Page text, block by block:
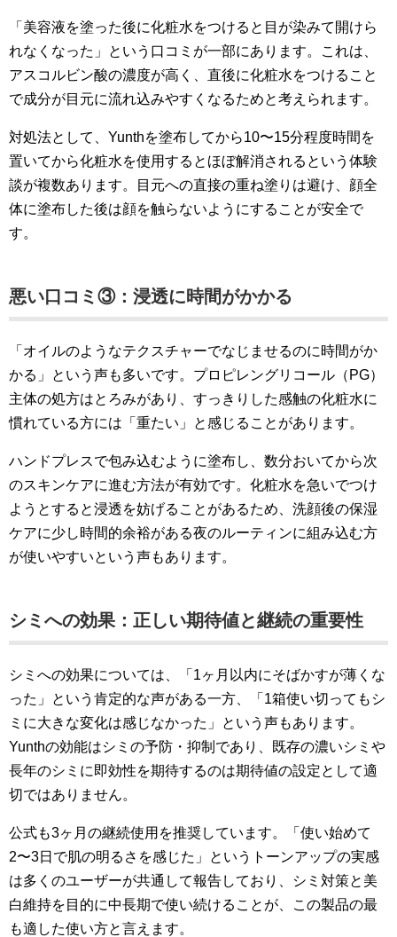
「美容液を塗った後に化粧水をつけると目が染みて開けら
れなくなった」という口コミが一部にあります。これは、
アスコルビン酸の濃度が高く、直後に化粧水をつけること
で成分が目元に流れ込みやすくなるためと考えられます。
対処法として、Yunthを塗布してから10〜15分程度時間を
置いてから化粧水を使用するとほぼ解消されるという体験
談が複数あります。目元への直接の重ね塗りは避け、顔全
体に塗布した後は顔を触らないようにすることが安全で
す。
悪い口コミ③：浸透に時間がかかる
「オイルのようなテクスチャーでなじませるのに時間がか
かる」という声も多いです。プロピレングリコール（PG）
主体の処方はとろみがあり、すっきりした感触の化粧水に
慣れている方には「重たい」と感じることがあります。
ハンドプレスで包み込むように塗布し、数分おいてから次
のスキンケアに進む方法が有効です。化粧水を急いでつけ
ようとすると浸透を妨げることがあるため、洗顔後の保湿
ケアに少し時間的余裕がある夜のルーティンに組み込む方
が使いやすいという声もあります。
シミへの効果：正しい期待値と継続の重要性
シミへの効果については、「1ヶ月以内にそばかすが薄くな
った」という肯定的な声がある一方、「1箱使い切ってもシ
ミに大きな変化は感じなかった」という声もあります。
Yunthの効能はシミの予防・抑制であり、既存の濃いシミや
長年のシミに即効性を期待するのは期待値の設定として適
切ではありません。
公式も3ヶ月の継続使用を推奨しています。「使い始めて
2〜3日で肌の明るさを感じた」というトーンアップの実感
は多くのユーザーが共通して報告しており、シミ対策と美
白維持を目的に中長期で使い続けることが、この製品の最
も適した使い方と言えます。